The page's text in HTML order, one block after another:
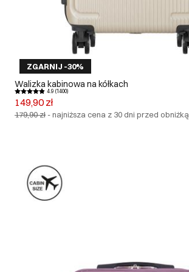
ZGARNIJ -30%
Walizka kabinowa na kółkach
4.9 (1400)
149,90 zł
179,90 zł -najniższa cena z 30 dni przed obniżką